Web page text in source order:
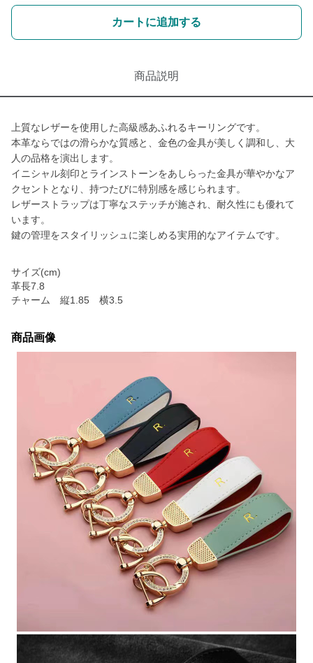
カートに追加する
商品説明
上質なレザーを使用した高級感あふれるキーリングです。
本革ならではの滑らかな質感と、金色の金具が美しく調和し、大
人の品格を演出します。
イニシャル刻印とラインストーンをあしらった金具が華やかなア
クセントとなり、持つたびに特別感を感じられます。
レザーストラップは丁寧なステッチが施され、耐久性にも優れて
います。
鍵の管理をスタイリッシュに楽しめる実用的なアイテムです。
サイズ(cm)
革長7.8
チャーム 縦1.85 横3.5
商品画像